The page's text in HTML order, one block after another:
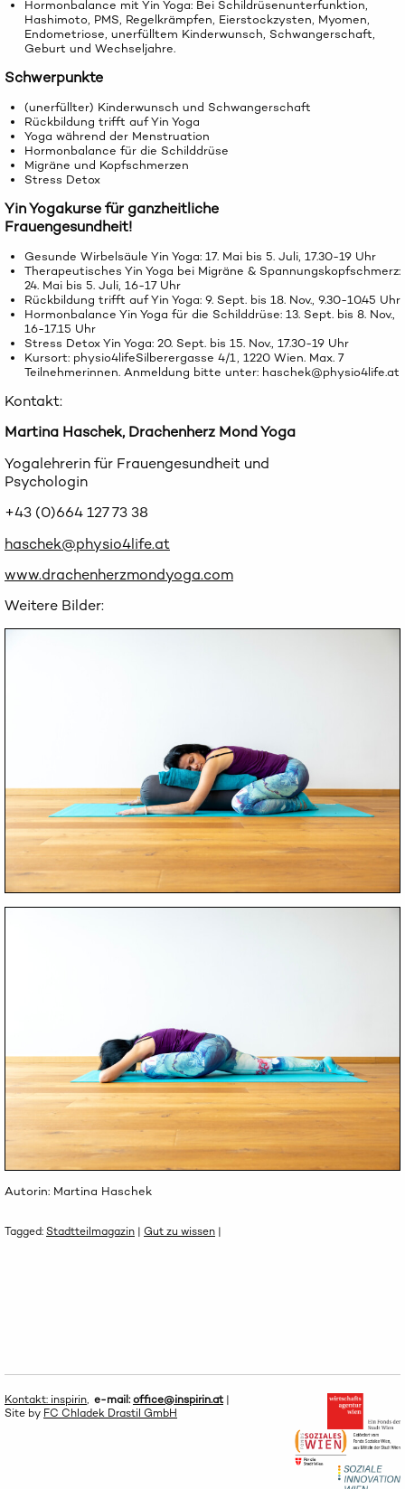
Hormonbalance mit Yin Yoga: Bei Schildrüsenunterfunktion,
Hashimoto, PMS, Regelkrämpfen, Eierstockzysten, Myomen,
Endometriose, unerfülltem Kinderwunsch, Schwangerschaft,
Geburt und Wechseljahre.
Schwerpunkte
(unerfüllter) Kinderwunsch und Schwangerschaft
Rückbildung trifft auf Yin Yoga
Yoga während der Menstruation
Hormonbalance für die Schilddrüse
Migräne und Kopfschmerzen
Stress Detox
Yin Yogakurse für ganzheitliche
Frauengesundheit!
Gesunde Wirbelsäule Yin Yoga: 17. Mai bis 5. Juli, 17.30-19 Uhr
Therapeutisches Yin Yoga bei Migräne & Spannungskopfschmerz:
24. Mai bis 5. Juli, 16-17 Uhr
Rückbildung trifft auf Yin Yoga: 9. Sept. bis 18. Nov., 9.30-10.45 Uhr
Hormonbalance Yin Yoga für die Schilddrüse: 13. Sept. bis 8. Nov.,
16-17.15 Uhr
Stress Detox Yin Yoga: 20. Sept. bis 15. Nov., 17.30-19 Uhr
Kursort: physio4lifeSilberergasse 4/1, 1220 Wien. Max. 7
Teilnehmerinnen. Anmeldung bitte unter: haschek@physio4life.at
Kontakt:
Martina Haschek, Drachenherz Mond Yoga
Yogalehrerin für Frauengesundheit und
Psychologin
+43 (0)664 127 73 38
haschek@physio4life.at
www.drachenherzmondyoga.com
Weitere Bilder:
Autorin: Martina Haschek
Tagged:Stadtteilmagazin | Gut zu wissen |
Kontakt: inspirin, e-mail:office@inspirin.at|
Site by FC Chladek Drastil GmbH